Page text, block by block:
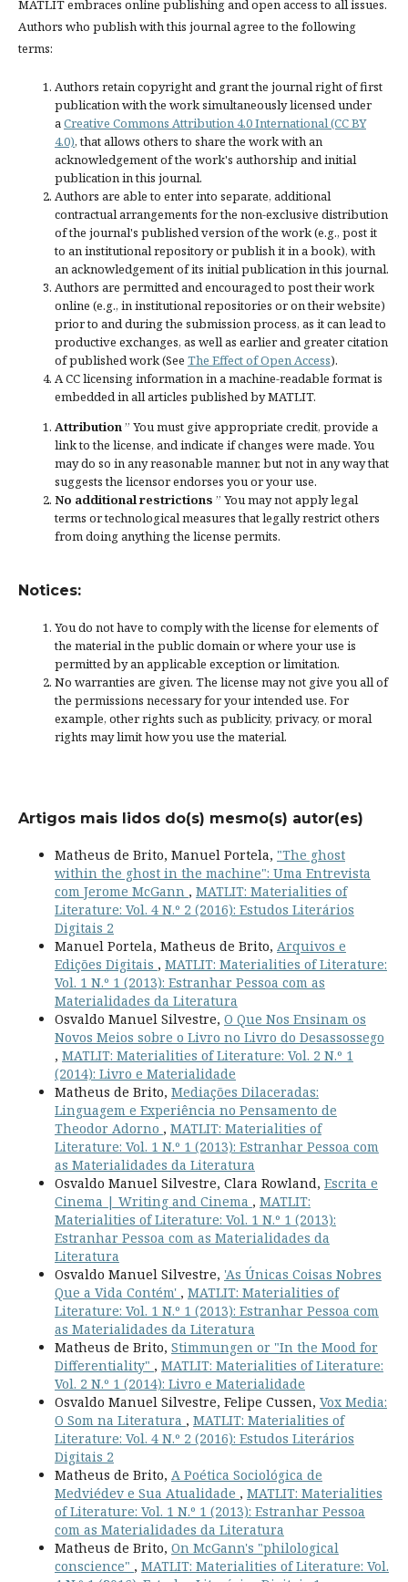
MATLIT embraces online publishing and open access to all issues.
Authors who publish with this journal agree to the following
terms:
Authors retain copyright and grant the journal right of first
publication with the work simultaneously licensed under
aCreative Commons Attribution 4.0 International (CC BY
4.0), that allows others to share the work with an
acknowledgement of the work's authorship and initial
publication in this journal.
Authors are able to enter into separate, additional
contractual arrangements for the non-exclusive distribution
of the journal's published version of the work (e.g., post it
to an institutional repository or publish it in a book), with
an acknowledgement of its initial publication in this journal.
Authors are permitted and encouraged to post their work
online (e.g., in institutional repositories or on their website)
prior to and during the submission process, as it can lead to
productive exchanges, as well as earlier and greater citation
of published work (See The Effect of Open Access).
A CC licensing information in a machine-readable format is
embedded in all articles published by MATLIT.
Attribution” You must give appropriate credit, provide a
link to the license, andindicate if changes were made. You
may do so in any reasonable manner, but not in any way that
suggests the licensor endorses you or your use.
No additional restrictions ” You may not apply legal
terms ortechnological measuresthat legally restrict others
from doing anything the license permits.
Notices:
You do not have to comply with the license for elements of
the material in the public domain or where your use is
permitted by an applicable exception or limitation.
No warranties are given. The license may not give you all of
the permissions necessary for your intended use. For
example, other rights such as publicity, privacy, or moral
rights may limit how you use the material.
Artigos mais lidos do(s) mesmo(s) autor(es)
Matheus de Brito, Manuel Portela, "The ghost
within the ghost in the machine": Uma Entrevista
com Jerome McGann , MATLIT: Materialities of
Literature: Vol. 4 N.º 2 (2016): Estudos Literários
Digitais 2
Manuel Portela, Matheus de Brito, Arquivos e
Edições Digitais , MATLIT: Materialities of Literature:
Vol. 1 N.º 1 (2013): Estranhar Pessoa com as
Materialidades da Literatura
Osvaldo Manuel Silvestre, O Que Nos Ensinam os
Novos Meios sobre o Livro no Livro do Desassossego
, MATLIT: Materialities of Literature: Vol. 2 N.º 1
(2014): Livro e Materialidade
Matheus de Brito, Mediações Dilaceradas:
Linguagem e Experiência no Pensamento de
Theodor Adorno , MATLIT: Materialities of
Literature: Vol. 1 N.º 1 (2013): Estranhar Pessoa com
as Materialidades da Literatura
Osvaldo Manuel Silvestre, Clara Rowland, Escrita e
Cinema | Writing and Cinema , MATLIT:
Materialities of Literature: Vol. 1 N.º 1 (2013):
Estranhar Pessoa com as Materialidades da
Literatura
Osvaldo Manuel Silvestre, 'As Únicas Coisas Nobres
Que a Vida Contém' , MATLIT: Materialities of
Literature: Vol. 1 N.º 1 (2013): Estranhar Pessoa com
as Materialidades da Literatura
Matheus de Brito, Stimmungen or "In the Mood for
Differentiality" , MATLIT: Materialities of Literature:
Vol. 2 N.º 1 (2014): Livro e Materialidade
Osvaldo Manuel Silvestre, Felipe Cussen, Vox Media:
O Som na Literatura , MATLIT: Materialities of
Literature: Vol. 4 N.º 2 (2016): Estudos Literários
Digitais 2
Matheus de Brito, A Poética Sociológica de
Medviédev e Sua Atualidade , MATLIT: Materialities
of Literature: Vol. 1 N.º 1 (2013): Estranhar Pessoa
com as Materialidades da Literatura
Matheus de Brito, On McGann's "philological
conscience" , MATLIT: Materialities of Literature: Vol.